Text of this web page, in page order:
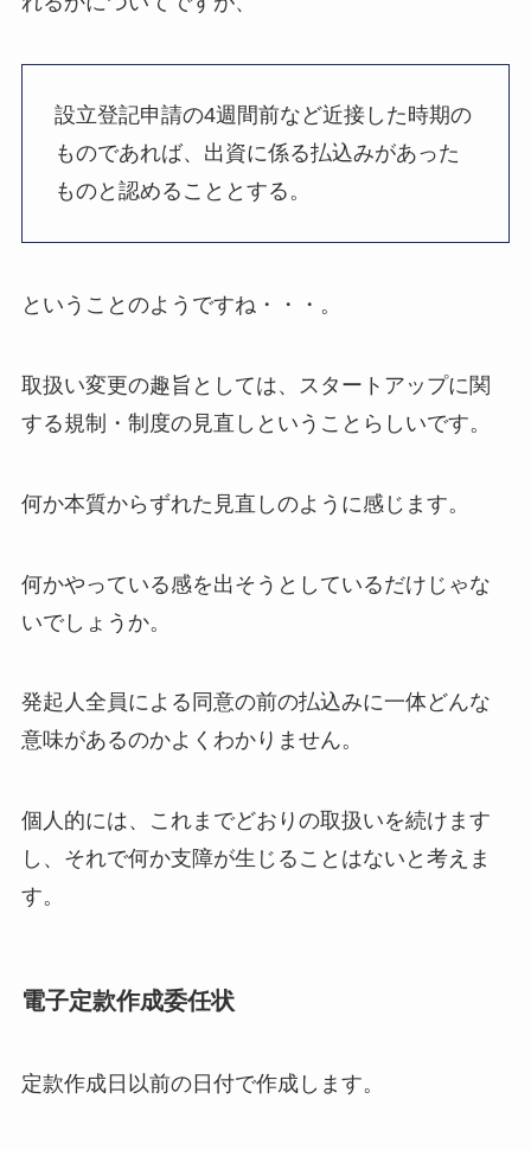
設立登記申請の4週間前など近接した時期の
ものであれば、出資に係る払込みがあった
ものと認めることとする。
ということのようですね・・・。
取扱い変更の趣旨としては、スタートアップに関
する規制・制度の見直しということらしいです。
何か本質からずれた見直しのように感じます。
何かやっている感を出そうとしているだけじゃな
いでしょうか。
発起人全員による同意の前の払込みに一体どんな
意味があるのかよくわかりません。
個人的には、これまでどおりの取扱いを続けます
し、それで何か支障が生じることはないと考えま
す。
電子定款作成委任状
定款作成日以前の日付で作成します。